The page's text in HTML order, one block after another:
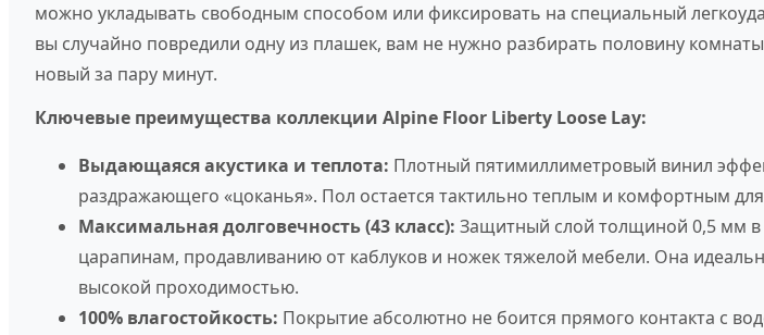
можно укладывать свободным способом или фиксировать на специальный
вы случайно повредили одну из плашек, вам не нужно разбирать половину
новый за пару минут.
Ключевые преимущества коллекции Alpine Floor Liberty Loose Lay:
Выдающаяся акустика и теплота: Плотный пятимиллиметровый винил
раздражающего «цоканья». Пол остается тактильно теплым и комфортным
Максимальная долговечность (43 класс): Защитный слой толщиной 0,5 мм в
царапинам, продавливанию от каблуков и ножек тяжелой мебели. Она
высокой проходимостью.
100% влагостойкость: Покрытие абсолютно не боится прямого контакта с